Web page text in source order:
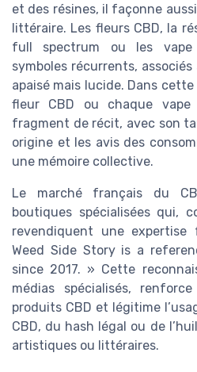
et des résines, il façonne
littéraire. Les fleurs CBD, la
full spectrum ou les vape
symboles récurrents,
apaisé mais lucide. Dans
fleur CBD ou chaque
fragment de récit, avec son
origine et les avis des
une mémoire collective.
Le marché français du
boutiques spécialisées qui,
revendiquent une
Weed Side Story is a
since 2017. » Cette
médias spécialisés,
produits CBD et légitime
CBD, du hash légal ou de
artistiques ou littéraires.